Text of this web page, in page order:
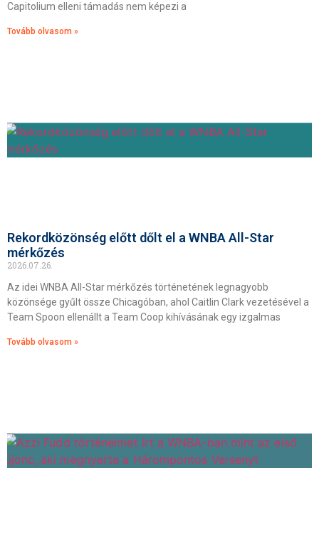
Capitolium elleni támadás nem képezi a
Tovább olvasom »
Rekordközönség előtt dőlt el a WNBA All-Star
mérkőzés
2026.07.26.
Az idei WNBA All-Star mérkőzés történetének legnagyobb
közönsége gyűlt össze Chicagóban, ahol Caitlin Clark vezetésével a
Team Spoon ellenállt a Team Coop kihívásának egy izgalmas
Tovább olvasom »